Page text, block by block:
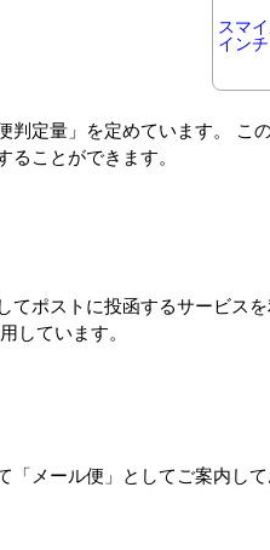
スマ
インチ
判定量」を定めています。 こ
ことができます。
ポストに投函するサービス
しています。
メール便」としてご案内して